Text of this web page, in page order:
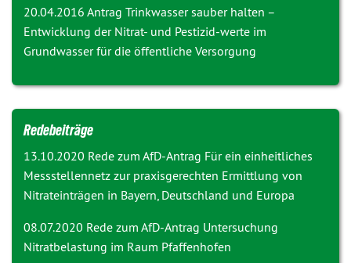
20.04.2016 Antrag Trinkwasser sauber halten –
Entwicklung der Nitrat- und Pestizid-werte im
Grundwasser für die öffentliche Versorgung
Redebeiträge
13.10.2020 Rede zum AfD-Antrag Für ein einheitliches
Messstellennetz zur praxisgerechten Ermittlung von
Nitrateinträgen in Bayern, Deutschland und Europa
08.07.2020 Rede zum AfD-Antrag Untersuchung
Nitratbelastung im Raum Pfaffenhofen